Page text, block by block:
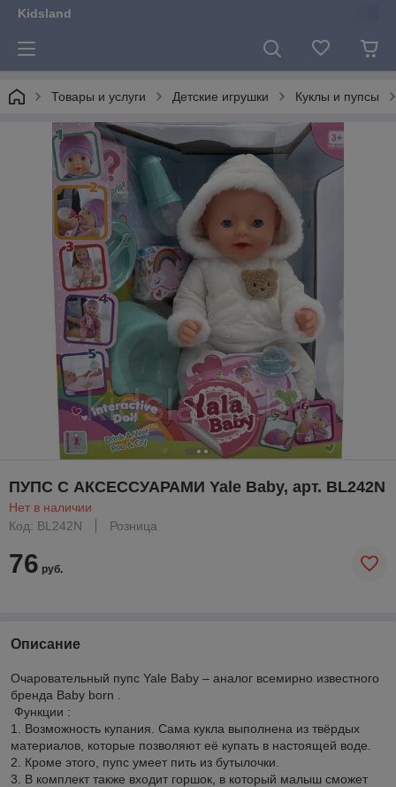
Kidsland
Товары и услуги Детские игрушки Куклы и пупсы
ПУПС С АКСЕССУАРАМИ Yale Baby, арт. BL242N
Нет в наличии
Код: BL242N
Розница
76 руб.
Описание
Очаровательный пупс Yale Baby – аналог всемирно известного
бренда Baby born .
Функции :
1. Возможность купания. Сама кукла выполнена из твёрдых
материалов, которые позволяют её купать в настоящей воде.
2. Кроме этого, пупс умеет пить из бутылочки.
3. В комплект также входит горшок, в который малыш сможет